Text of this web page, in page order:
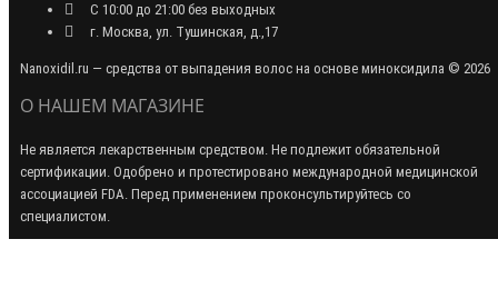
С 10:00 до 21:00 без выходных
г. Москва, ул. Тушинская, д.,17
Nanoxidil.ru — средства от выпадения волос на основе миноксидила © 2026
О НАШЕМ МАГАЗИНЕ
Не является лекарственным средством. Не подлежит обязательной
сертификации. Одобрено и протестировано международной медицинской
ассоциацией FDA. Перед применением проконсультируйтесь со
специалистом.